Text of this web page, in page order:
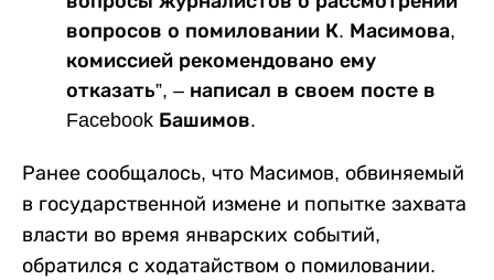
вопросов о помиловании К. Масимова,
комиссией рекомендовано ему
отказать”, – написал в своем посте в
Facebook Башимов.
Ранее сообщалось, что Масимов, обвиняемый
в государственной измене и попытке захвата
власти во время январских событий,
обратился с ходатайством о помиловании.